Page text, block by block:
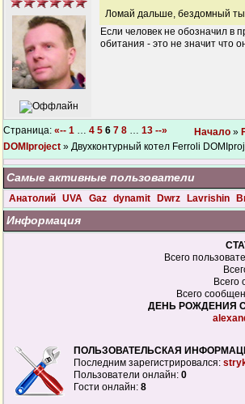
Ломай дальше, бездомный
Если человек не обозначил в
обитания - это не значит что
Страница: «-- 1 … 4 5 6 7 8 … 13 --» Начало »
DOMIproject » Двухконтурный котел Ferroli
Самые активные пользователи
Анатолий UVA Gaz dynamit Dwrz Lavrishin
Информация
Всего
Всего
Всего
ДЕНЬ РОЖДЕНИЯ
ПОЛЬЗОВАТЕЛЬСКАЯ
Последним зарегистрировался:
Пользователи онлайн: 0
Гости онлайн: 8